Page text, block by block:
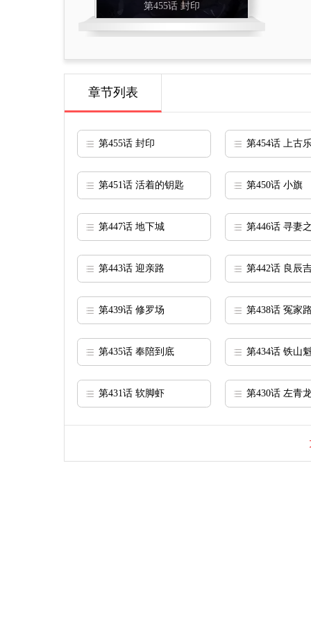
第455话 封印
章节列表
第455话 封印 第454话 上古
第451话 活着的钥匙 第450话 小旗
第447话 地下城 第446话 寻妻
第443话 迎亲路 第442话 良辰
第439话 修罗场 第438话 冤家
第435话 奉陪到底 第434话 铁山
第431话 软脚虾 第430话 左青